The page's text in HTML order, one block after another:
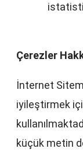
Çerezler
İnternet
iyileştirmek
küçük metin